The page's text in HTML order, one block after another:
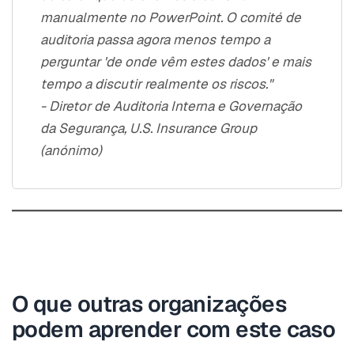
manualmente no PowerPoint. O comité de
auditoria passa agora menos tempo a
perguntar 'de onde vêm estes dados' e mais
tempo a discutir realmente os riscos."
- Diretor de Auditoria Interna e Governação
da Segurança, U.S. Insurance Group
(anónimo)
O que outras organizações
podem aprender com este caso